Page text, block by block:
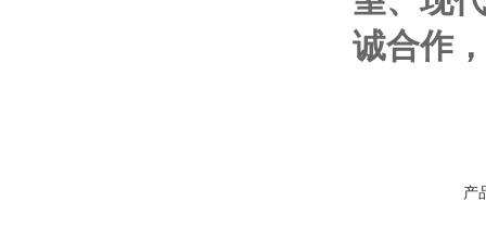
诚合作
产